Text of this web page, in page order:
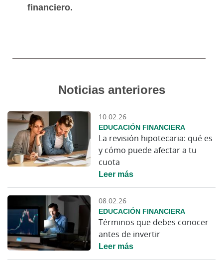
financiero.
Noticias anteriores
10.02.26
EDUCACIÓN FINANCIERA
La revisión hipotecaria: qué es
y cómo puede afectar a tu
cuota
Leer más
08.02.26
EDUCACIÓN FINANCIERA
Términos que debes conocer
antes de invertir
Leer más